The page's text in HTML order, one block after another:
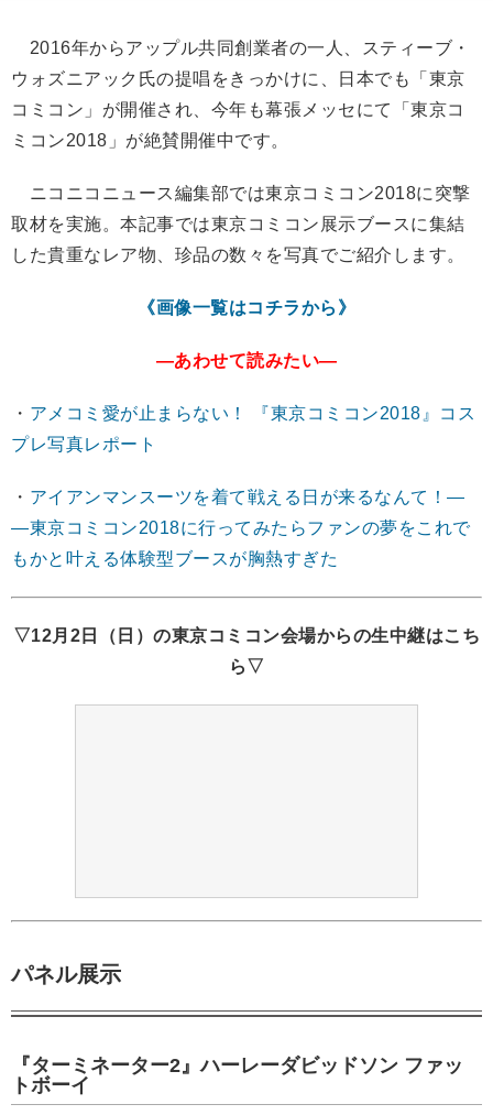
2016年からアップル共同創業者の一人、スティーブ・
ウォズニアック氏の提唱をきっかけに、日本でも「東京
コミコン」が開催され、今年も幕張メッセにて「東京コ
ミコン2018」が絶賛開催中です。
ニコニコニュース編集部では東京コミコン2018に突撃
取材を実施。本記事では東京コミコン展示ブースに集結
した貴重なレア物、珍品の数々を写真でご紹介します。
《画像一覧はコチラから》
―あわせて読みたい―
・ アメコミ愛が止まらない！ 『東京コミコン2018』コス
プレ写真レポート
・ アイアンマンスーツを着て戦える日が来るなんて！―
―東京コミコン2018に行ってみたらファンの夢をこれで
もかと叶える体験型ブースが胸熱すぎた
▽12月2日（日）の東京コミコン会場からの生中継はこち
ら▽
パネル展示
『ターミネーター2』ハーレーダビッドソン ファッ
トボーイ